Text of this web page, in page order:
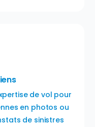
de vol pour
en photos ou
de sinistres